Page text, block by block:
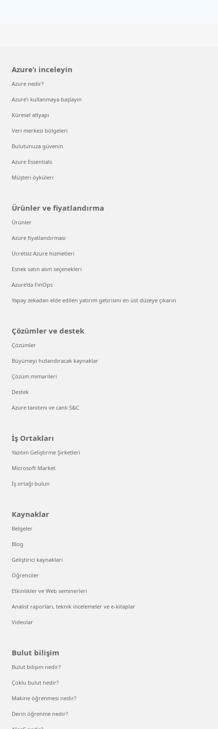
Azure’ı inceleyin
Azure nedir?
Azure’ı kullanmaya başlayın
Küresel altyapı
Veri merkezi bölgeleri
Bulutunuza güvenin
Azure Essentials
Müşteri öyküleri
Ürünler ve fiyatlandırma
Ürünler
Azure fiyatlandırması
Ücretsiz Azure hizmetleri
Esnek satın alım seçenekleri
Azure’da FinOps
Yapay zekadan elde edilen yatırım getirisini en üst düzeye çıkarın
Çözümler ve destek
Çözümler
Büyümeyi hızlandıracak kaynaklar
Çözüm mimarileri
Destek
Azure tanıtımı ve canlı S&C
İş Ortakları
Yazılım Geliştirme Şirketleri
Microsoft Market
İş ortağı bulun
Kaynaklar
Belgeler
Blog
Geliştirici kaynakları
Öğrenciler
Etkinlikler ve Web seminerleri
Analist raporları, teknik incelemeler ve e-kitaplar
Videolar
Bulut bilişim
Bulut bilişim nedir?
Çoklu bulut nedir?
Makine öğrenmesi nedir?
Derin öğrenme nedir?